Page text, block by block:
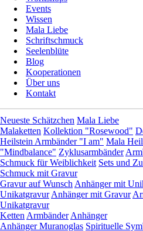
Events
Wissen
Mala Liebe
Schriftschmuck
Seelenblüte
Blog
Kooperationen
Über uns
Kontakt
Neueste Schätzchen Mala Liebe
Malaketten Kollektion "Rosewood"
Heilstein Armbänder "I am" Mala
"Mindbalance" Zyklusarmbänder
Schmuck für Weiblichkeit Sets und
Schmuck mit Gravur
Gravur auf Wunsch Anhänger mit
Unikatgravur Anhänger mit Gravur
Unikatgravur
Ketten Armbänder Anhänger
Anhänger Muranoglas Spirituelle